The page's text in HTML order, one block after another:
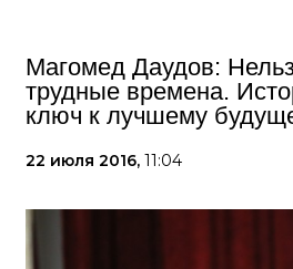
Магомед Даудов:
трудные времена.
ключ к лучшему
22 июля 2016, 11:04